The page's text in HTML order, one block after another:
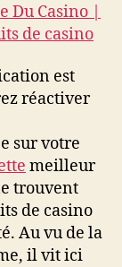
Du Casino |
de casino
est
réactiver
sur votre
meilleur
trouvent
de casino
Au vu de la
il vit ici